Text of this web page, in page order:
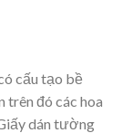
cấu tạo bề
đó các hoa
dán tường